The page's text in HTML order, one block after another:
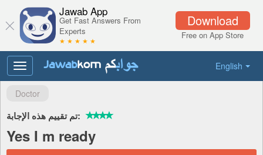
Download
Free on App Store
Jawab App
Get Fast Answers From
Experts
★ ★ ★ ★ ★
English
Toggle
navigation
Doctor
تم تقييم هذه الإجابة:
Yes I m ready